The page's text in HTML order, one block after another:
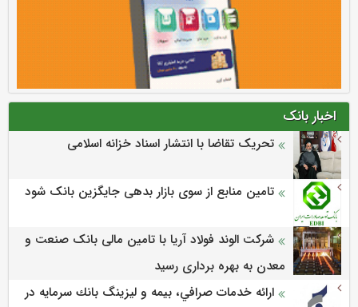
اخبار بانک
تحریک تقاضا با انتشار اسناد خزانه اسلامی
تامین منابع از سوی بازار بدهی جایگزین بانک شود
شرکت الوند فولاد آریا با تامین مالی بانک صنعت و
معدن به بهره برداری رسید
ارائه خدمات صرافي، بيمه و ليزينگ بانك سرمايه در